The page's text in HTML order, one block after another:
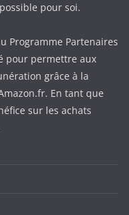
pour soi.
Programme Partenaires
pour permettre aux
grâce à la
En tant que
sur les achats